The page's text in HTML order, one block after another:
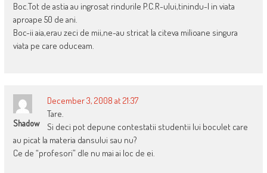
Boc.Tot de astia au ingrosat rindurile P.C.R-ului,tinindu-l in viata
aproape 50 de ani.
Boc-ii aia,erau zeci de mii,ne-au stricat la citeva milioane singura
viata pe care oduceam.
Shadow
December 3, 2008 at 21:37
Tare.
Si deci pot depune contestatii studentii lui boculet care
au picat la materia dansului sau nu?
Ce de “profesori” dle nu mai ai loc de ei.